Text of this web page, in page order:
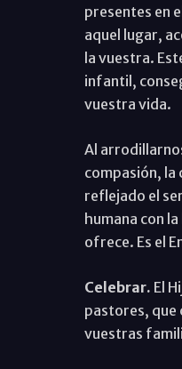
presentes en
aquel lugar,
la vuestra.
infantil,
vuestra vida.
Al
compasión, la
reflejado el
humana con
ofrece. Es el
Celebrar. El
pastores, que
vuestras